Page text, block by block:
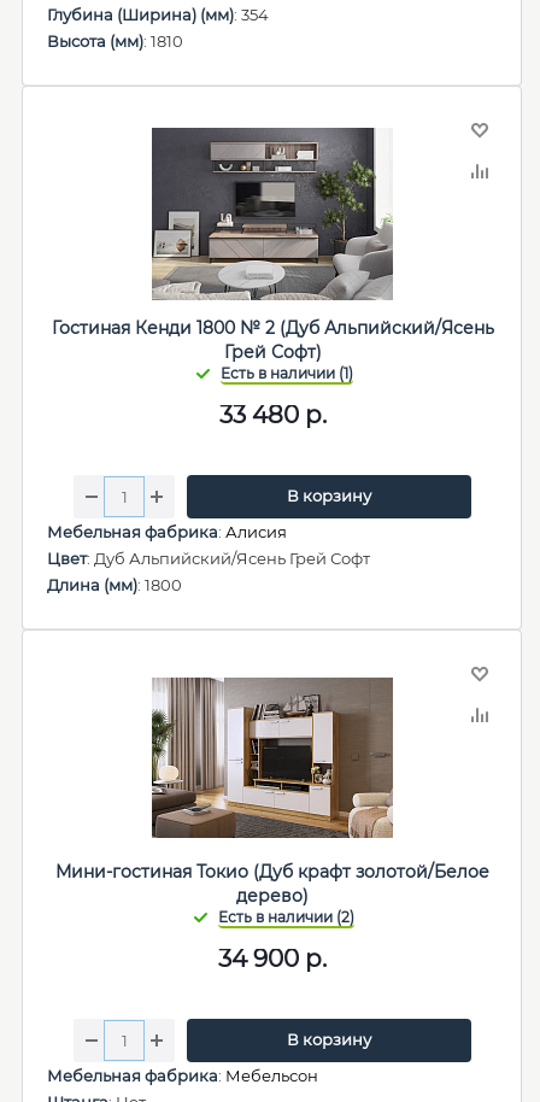
Глубина (Ширина) (мм): 354
Высота (мм): 1810
Гостиная Кенди 1800 № 2 (Дуб Альпийский/Ясень
Грей Софт)
33 480р.
В корзину
Мебельная фабрика: Алисия
Цвет: Дуб Альпийский/Ясень Грей Софт
Длина (мм): 1800
Мини-гостиная Токио (Дуб крафт золотой/Белое
дерево)
34 900 р.
В корзину
Мебельная фабрика: Мебельсон